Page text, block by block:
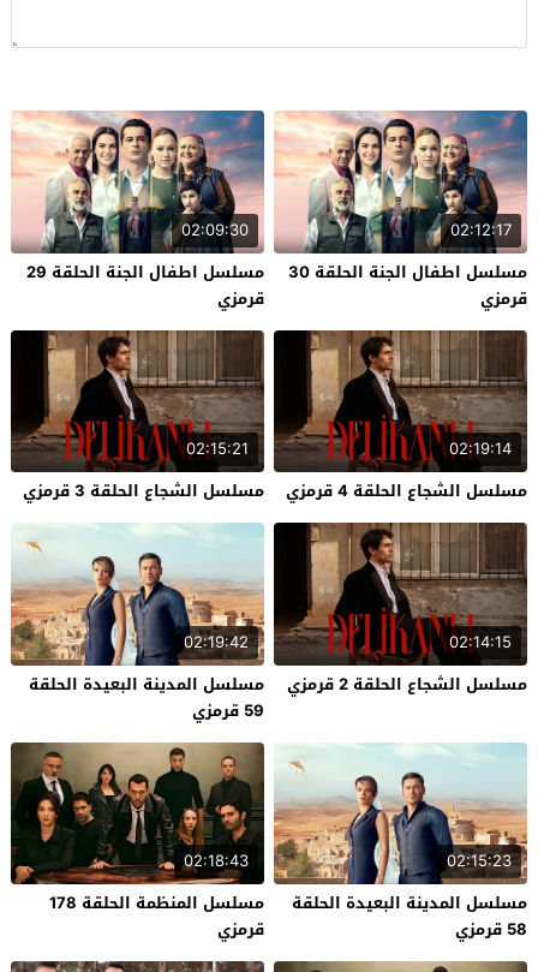
02:12:17
مسلسل اطفال الجنة الحلقة 30
قرمزي
02:09:30
مسلسل اطفال الجنة الحلقة 29
قرمزي
02:19:14
مسلسل الشجاع الحلقة 4 قرمزي
02:15:21
مسلسل الشجاع الحلقة 3 قرمزي
02:14:15
مسلسل الشجاع الحلقة 2 قرمزي
02:19:42
مسلسل المدينة البعيدة الحلقة
59 قرمزي
02:15:23
مسلسل المدينة البعيدة الحلقة
58 قرمزي
02:18:43
مسلسل المنظمة الحلقة 178
قرمزي